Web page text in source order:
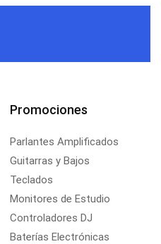
Promociones
Parlantes Amplificados
Guitarras y Bajos
Teclados
Monitores de Estudio
Controladores DJ
Baterías Electrónicas